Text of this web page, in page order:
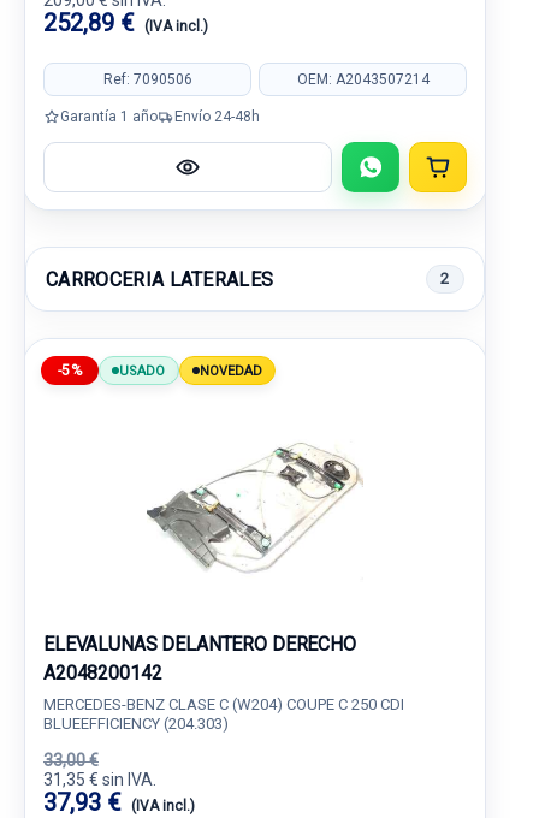
252,89 € (IVA incl.)
Ref: 7090506 OEM: A2043507214
Garantía 1 año Envío 24-48h
CARROCERIA LATERALES 2
-5% USADO NOVEDAD
ELEVALUNAS DELANTERO DERECHO
A2048200142
MERCEDES-BENZ CLASE C (W204) COUPE C 250 CDI
BLUEEFFICIENCY (204.303)
33,00 €
31,35 € sin IVA.
37,93 € (IVA incl.)